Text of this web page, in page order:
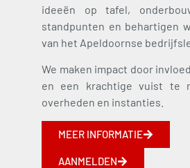
ideeën op tafel,
standpunten en behartigen
van het Apeldoornse
We maken impact door
en een krachtige vuist te
overheden en instanties.
MEER INFORMATIE
AANMELDEN